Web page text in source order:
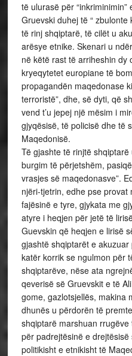
të ulurasë për
Gruevski duhej të “
të rinj shqiptarë, të cilët u
arësye etnike. Skenari u
në këtë rast të arriheshin dy
kryeqytetet europiane të
propagandën maqedonase
terroristë”, dhe, së dyti, që
vend t’u jepej një mësim i
gjyqësisë, të policisë dhe të
Maqedonisë.
Të gjashte të rinjtë
burgim të përjetshëm,
vrasjes së maqedonasve”.
njëri-tjetrin, edhe pse provat
fajësinë e tyre, gjykata me
atyre i heqjen për jetë të
Guevskin që heqjen e lirisë
gjashtë shqiptarët e
katër korrik se ngulmon për
shqiptarëve, nëse ata
qeverisë së Gruevskit e të
gome, gazlotsjellës, makina
dhunës u përdorën të
shqiptarë marshuan
për padrejtësinë e
politikisht e etnikisht të